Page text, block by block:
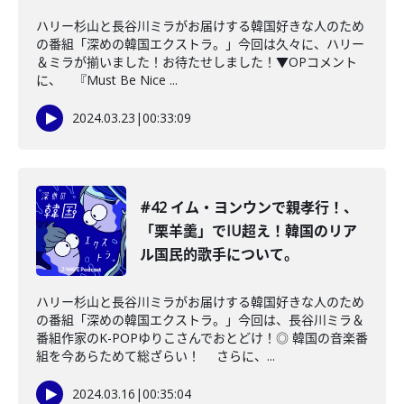
ハリー杉山と長谷川ミラがお届けする韓国好きな人のため
の番組「深めの韓国エクストラ。」今回は久々に、ハリー
＆ミラが揃いました！お待たせしました！▼OPコメント
に、 『Must Be Nice ...
2024.03.23 |00:33:09
#42 イム・ヨンウンで親孝行！、
「栗羊羹」でIU超え！韓国のリア
ル国民的歌手について。
ハリー杉山と長谷川ミラがお届けする韓国好きな人のため
の番組「深めの韓国エクストラ。」今回は、長谷川ミラ＆
番組作家のK-POPゆりこさんでおとどけ！◎ 韓国の音楽番
組を今あらためて総ざらい！ さらに、...
2024.03.16 |00:35:04